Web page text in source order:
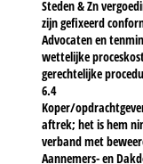
Steden & Zn
zijn gefixeerd
Advocaten en
wettelijke
gerechtelijke
6.4
Koper/
aftrek; het is hem
verband met
Aannemers- en